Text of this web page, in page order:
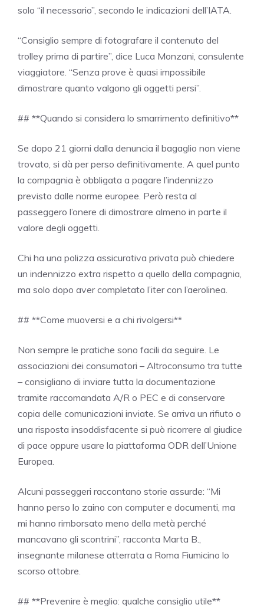
solo “il necessario”, secondo le indicazioni dell’IATA.
“Consiglio sempre di fotografare il contenuto del
trolley prima di partire”, dice Luca Monzani, consulente
viaggiatore. “Senza prove è quasi impossibile
dimostrare quanto valgono gli oggetti persi”.
## **Quando si considera lo smarrimento definitivo**
Se dopo 21 giorni dalla denuncia il bagaglio non viene
trovato, si dà per perso definitivamente. A quel punto
la compagnia è obbligata a pagare l’indennizzo
previsto dalle norme europee. Però resta al
passeggero l’onere di dimostrare almeno in parte il
valore degli oggetti.
Chi ha una polizza assicurativa privata può chiedere
un indennizzo extra rispetto a quello della compagnia,
ma solo dopo aver completato l’iter con l’aerolinea.
## **Come muoversi e a chi rivolgersi**
Non sempre le pratiche sono facili da seguire. Le
associazioni dei consumatori – Altroconsumo tra tutte
– consigliano di inviare tutta la documentazione
tramite raccomandata A/R o PEC e di conservare
copia delle comunicazioni inviate. Se arriva un rifiuto o
una risposta insoddisfacente si può ricorrere al giudice
di pace oppure usare la piattaforma ODR dell’Unione
Europea.
Alcuni passeggeri raccontano storie assurde: “Mi
hanno perso lo zaino con computer e documenti, ma
mi hanno rimborsato meno della metà perché
mancavano gli scontrini”, racconta Marta B.,
insegnante milanese atterrata a Roma Fiumicino lo
scorso ottobre.
## **Prevenire è meglio: qualche consiglio utile**